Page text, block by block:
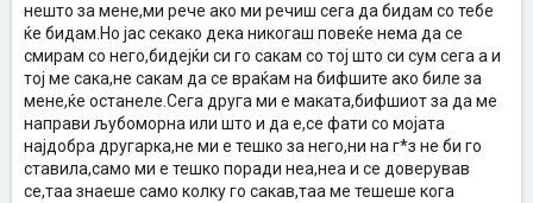
нешто за мене,ми рече ако ми речиш сега да бидам со тебе
ќе бидам.Но јас секако дека никогаш повеќе нема да се
смирам со него,бидејќи си го сакам со тој што си сум сега а и
тој ме сака,не сакам да се враќам на бифшите ако биле за
мене,ќе останеле.Сега друга ми е маката,бифшиот за да ме
направи љубоморна или што и да е,се фати со мојата
најдобра другарка,не ми е тешко за него,ни на г*з не би го
ставила,само ми е тешко поради неа,неа и се доверував
се,таа знаеше само колку го сакав,таа ме тешеше кога